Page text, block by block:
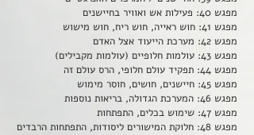
מפגש 40: פעילות אש ואוויר בחיישנים
מפגש 41: חוש ראייה, חוש ריח, חוש מישוש
מפגש 42: מערכת הייעוד אצל האדם
מפגש 43: עולמות חלופיים (עולמות מקבילים)
מפגש 44: תפקיד עולם חלופי, הרס עולם זה
מפגש 45: חיישנים, חושים, חוסר מימוש
מפגש 46: המערכת הגדולה, בריאות נוספות
מפגש 47: שימוש בכלים, התפתחות
מפגש 48: חלוקת המישורים ליסודות, התפתחות הרבדים